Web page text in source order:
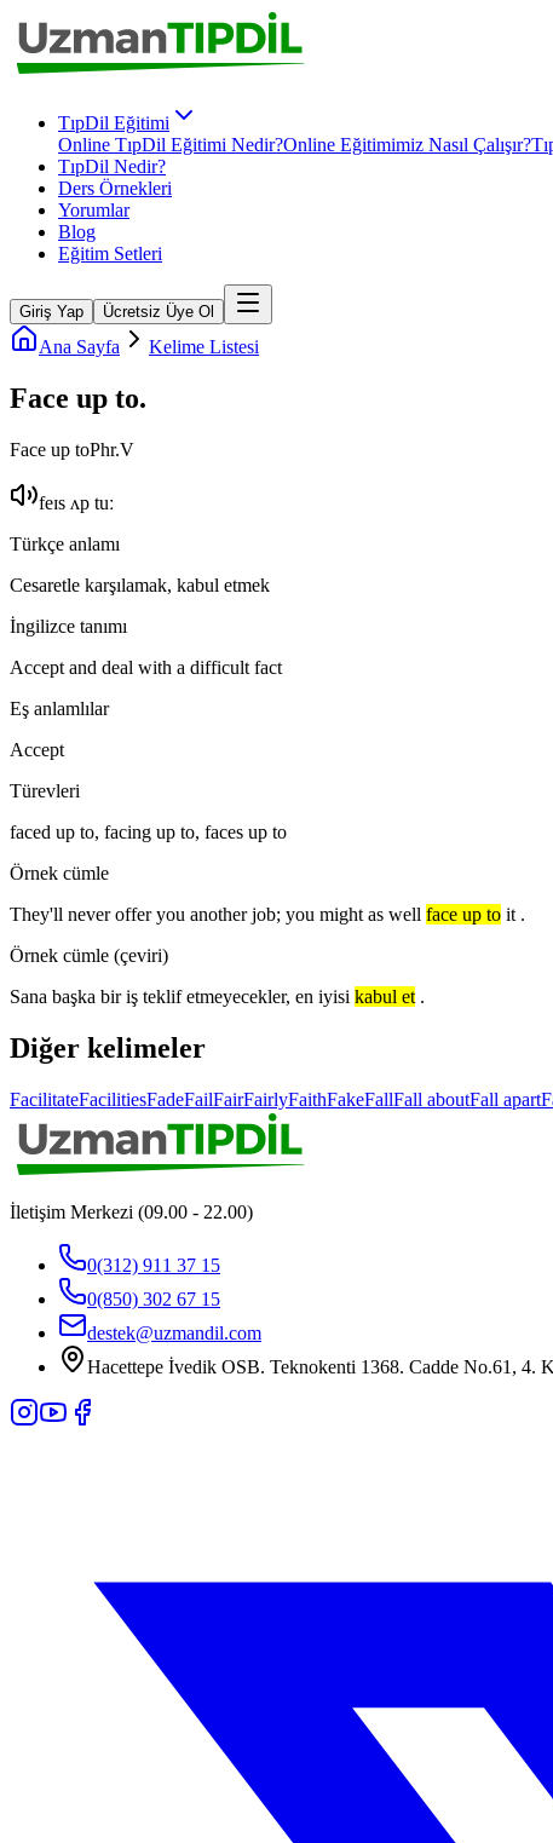
TıpDil Eğitimi
Online TıpDil Eğitimi Nedir?Online Eğitimimiz Nasıl Çalışır?
TıpDil Nedir?
Ders Örnekleri
Yorumlar
Blog
Eğitim Setleri
Giriş Yap Ücretsiz Üye Ol
Ana Sayfa Kelime Listesi
Face up to.
Face up toPhr.V
feɪs ʌp tuː
Türkçe anlamı
Cesaretle karşılamak, kabul etmek
İngilizce tanımı
Accept and deal with a difficult fact
Eş anlamlılar
Accept
Türevleri
faced up to, facing up to, faces up to
Örnek cümle
They'll never offer you another job; you might as well face up to it .
Örnek cümle (çeviri)
Sana başka bir iş teklif etmeyecekler, en iyisi kabul et .
Diğer kelimeler
FacilitateFacilitiesFadeFailFairFairlyFaithFakeFallFall aboutFall apart
İletişim Merkezi (09.00 - 22.00)
0(312) 911 37 15
0(850) 302 67 15
destek@uzmandil.com
Hacettepe İvedik OSB. Teknokenti 1368. Cadde No.61,